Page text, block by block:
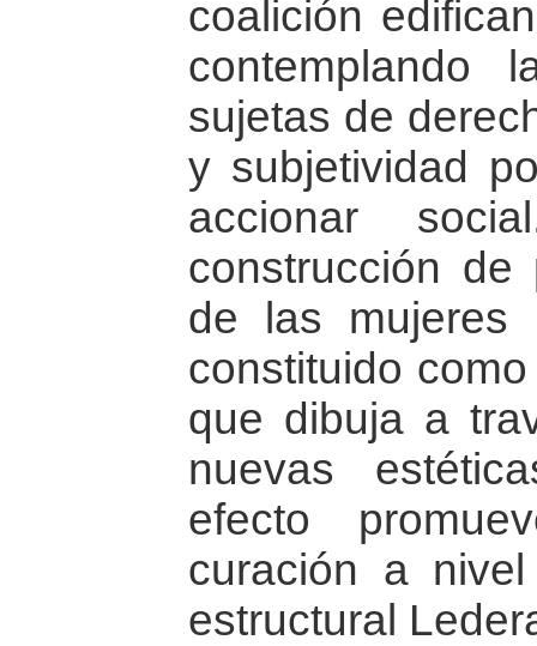
coalición
contemplando
sujetas de
y subjetividad
accionar
construcción
de las mujeres
constituido
que dibuja a
nuevas
efecto
curación a
estructural